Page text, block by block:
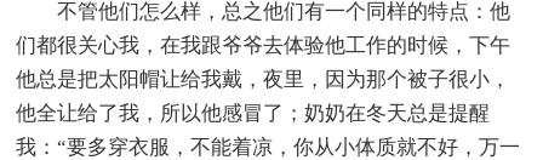
不管他们怎么样，总之他们有一个同样的特点：他
们都很关心我，在我跟爷爷去体验他工作的时候，下午
他总是把太阳帽让给我戴，夜里，因为那个被子很小，
他全让给了我，所以他感冒了；奶奶在冬天总是提醒
我：“要多穿衣服，不能着凉，你从小体质就不好，万一